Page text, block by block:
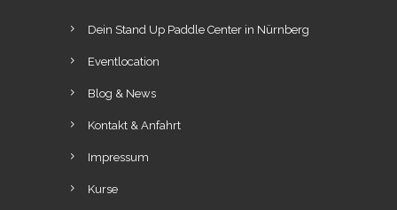
Dein Stand Up Paddle Center in Nürnberg
Eventlocation
Blog & News
Kontakt & Anfahrt
Impressum
Kurse